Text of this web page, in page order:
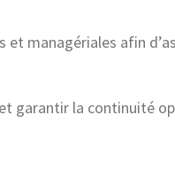
managériales afin
garantir la continuité